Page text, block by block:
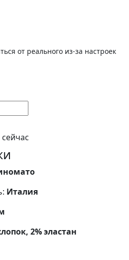
от реального из-за настроек
Италия
2% эластан